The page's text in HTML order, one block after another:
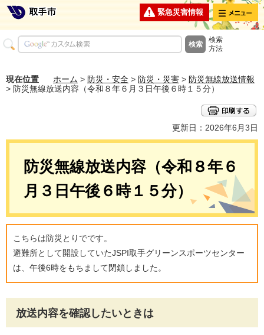
緊急災害情報 メニュー
検索
方法
現在位置 ホーム > 防災・安全 > 防災・災害 > 防災無線放送情報
> 防災無線放送内容（令和８年６月３日午後６時１５分）
更新日：2026年6月3日
防災無線放送内容（令和８年６
月３日午後６時１５分）
こちらは防災とりでです。
避難所として開設していたJSPI取手グリーンスポーツセンター
は、午後6時をもちまして閉鎖しました。
放送内容を確認したいときは